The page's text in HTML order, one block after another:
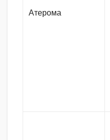
Атерома